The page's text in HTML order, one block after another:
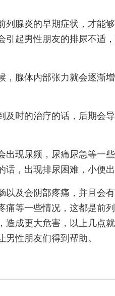
腺炎的早期症状，才能
起男性朋友的排尿不适
腺体内部张力就会逐渐
时的治疗的话，后期会
现尿频，尿痛尿急等一
，出现排尿困难，小便出
及会阴部疼痛，并且会
等一些情况，这都是前
成更大危害，以上几点
性朋友们得到帮助。